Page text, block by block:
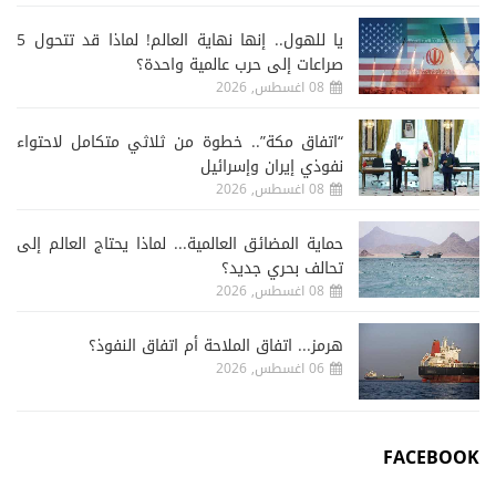
يا للهول.. إنها نهاية العالم! لماذا قد تتحول 5
صراعات إلى حرب عالمية واحدة؟
08 اغسطس, 2026
“اتفاق مكة”.. خطوة من ثلاثي متكامل لاحتواء
نفوذي إيران وإسرائيل
08 اغسطس, 2026
حماية المضائق العالمية... لماذا يحتاج العالم إلى
تحالف بحري جديد؟
08 اغسطس, 2026
هرمز... اتفاق الملاحة أم اتفاق النفوذ؟
06 اغسطس, 2026
FACEBOOK